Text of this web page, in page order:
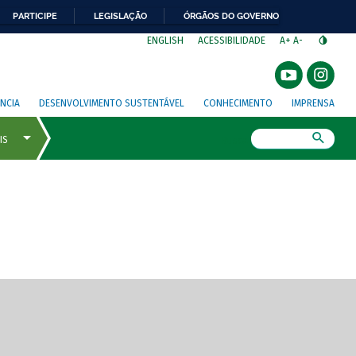
PARTICIPE LEGISLAÇÃO ÓRGÃOS DO GOVERNO
ENGLISH ACESSIBILIDADE A+ A-
DESENVOLVIMENTO SUSTENTÁVEL CONHECIMENTO IMPRENSA
de tela